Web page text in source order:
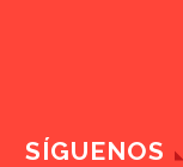
SÍGUENOS